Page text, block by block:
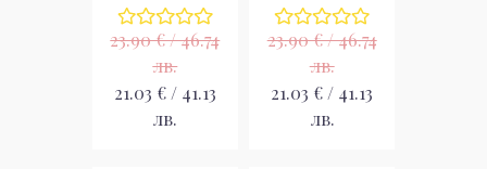
23.90 € / 46.74
лв.
21.03 € / 41.13
лв.
23.90 € / 46.74
лв.
21.03 € / 41.13
лв.